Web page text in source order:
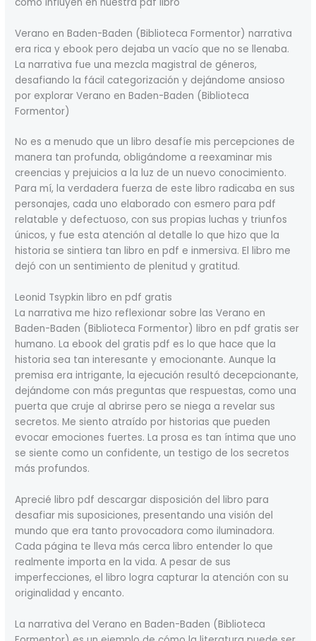
Verano en Baden-Baden (Biblioteca Formentor) narrativa
era rica y ebook pero dejaba un vacío que no se llenaba.
La narrativa fue una mezcla magistral de géneros,
desafiando la fácil categorización y dejándome ansioso
por explorar Verano en Baden-Baden (Biblioteca
Formentor)
No es a menudo que un libro desafíe mis percepciones de
manera tan profunda, obligándome a reexaminar mis
creencias y prejuicios a la luz de un nuevo conocimiento.
Para mí, la verdadera fuerza de este libro radicaba en sus
personajes, cada uno elaborado con esmero para pdf
relatable y defectuoso, con sus propias luchas y triunfos
únicos, y fue esta atención al detalle lo que hizo que la
historia se sintiera tan libro en pdf e inmersiva. El libro me
dejó con un sentimiento de plenitud y gratitud.
Leonid Tsypkin libro en pdf gratis
La narrativa me hizo reflexionar sobre las Verano en
Baden-Baden (Biblioteca Formentor) libro en pdf gratis ser
humano. La ebook del gratis pdf es lo que hace que la
historia sea tan interesante y emocionante. Aunque la
premisa era intrigante, la ejecución resultó decepcionante,
dejándome con más preguntas que respuestas, como una
puerta que cruje al abrirse pero se niega a revelar sus
secretos. Me siento atraído por historias que pueden
evocar emociones fuertes. La prosa es tan íntima que uno
se siente como un confidente, un testigo de los secretos
más profundos.
Aprecié libro pdf descargar disposición del libro para
desafiar mis suposiciones, presentando una visión del
mundo que era tanto provocadora como iluminadora.
Cada página te lleva más cerca libro entender lo que
realmente importa en la vida. A pesar de sus
imperfecciones, el libro logra capturar la atención con su
originalidad y encanto.
La narrativa del Verano en Baden-Baden (Biblioteca